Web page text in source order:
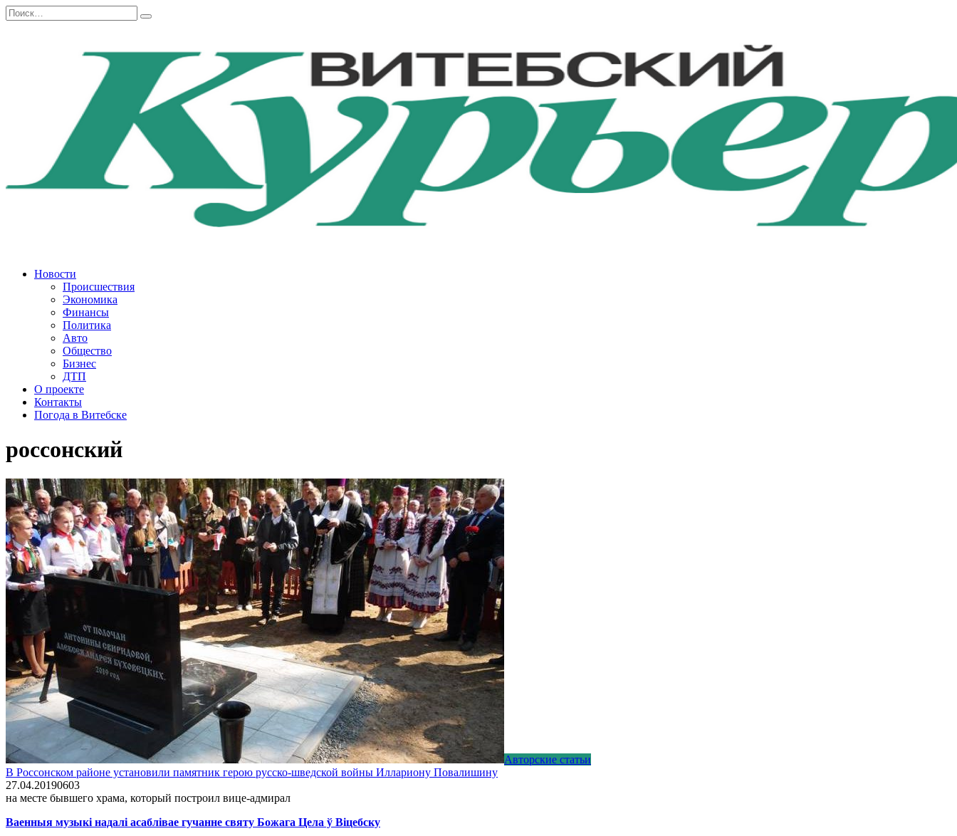
Перейти
к
Search
for:
Новости
Происшествия
Экономика
Финансы
Политика
Авто
Общество
Бизнес
ДТП
О проекте
Контакты
Погода в Витебске
россонский
Авторские статьи
В Россонском районе установили памятник герою русско-шведской войны Иллариону Повалишину
27.04.20190603
на месте бывшего храма, который построил вице-адмирал
Ваенныя музыкі надалі асаблівае гучанне святу Божага Цела ў Віцебску